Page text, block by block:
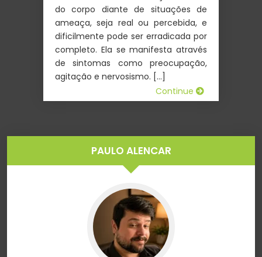
do corpo diante de situações de
ameaça, seja real ou percebida, e
dificilmente pode ser erradicada por
completo. Ela se manifesta através
de sintomas como preocupação,
agitação e nervosismo. […]
Continue
PAULO ALENCAR